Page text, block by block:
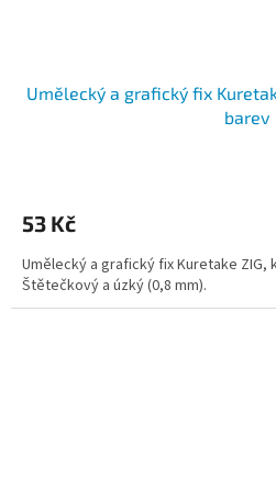
Umělecký a grafický fix
barev
53 Kč
Umělecký a grafický fix Kuretake ZIG,
Štětečkový a úzký (0,8 mm).